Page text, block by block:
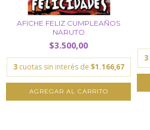
AFICHE FELIZ CUMPLEAÑOS
NARUTO
$3.500,00
3 cuotas sin interés de $1.166,67
3